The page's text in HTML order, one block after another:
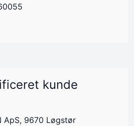
kunde
ApS, 9670 Løgstør